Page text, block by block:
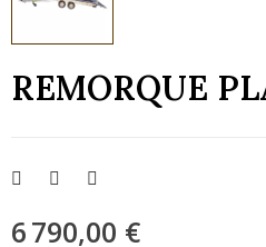
REMORQUE
6 790,00 €